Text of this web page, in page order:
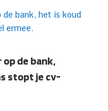
de bank,
stopt je cv-